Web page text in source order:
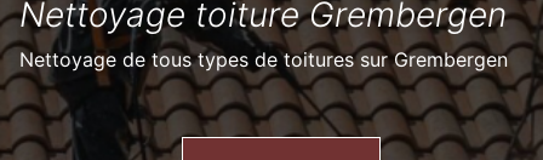
Nettoyage toiture Grembergen
Nettoyage de tous types de toitures sur Grembergen